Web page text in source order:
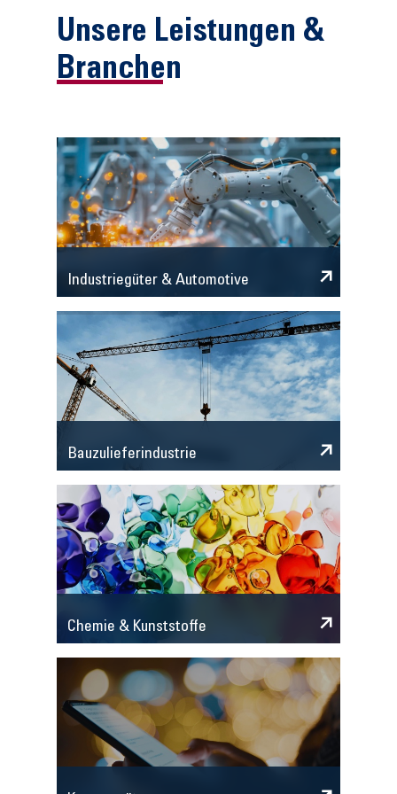
Unsere Leistungen &
Branchen
Industriegüter & Automotive
Bauzulieferindustrie
Chemie & Kunststoffe